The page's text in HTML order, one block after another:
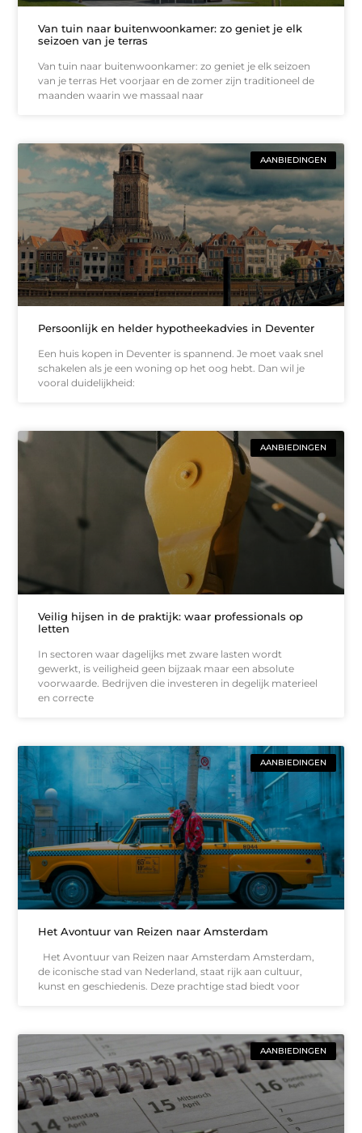
Van tuin naar buitenwoonkamer: zo geniet je elk
seizoen van je terras
Van tuin naar buitenwoonkamer: zo geniet je elk seizoen
van je terras Het voorjaar en de zomer zijn traditioneel de
maanden waarin we massaal naar
AANBIEDINGEN
Persoonlijk en helder hypotheekadvies in Deventer
Een huis kopen in Deventer is spannend. Je moet vaak snel
schakelen als je een woning op het oog hebt. Dan wil je
vooral duidelijkheid:
AANBIEDINGEN
Veilig hijsen in de praktijk: waar professionals op
letten
In sectoren waar dagelijks met zware lasten wordt
gewerkt, is veiligheid geen bijzaak maar een absolute
voorwaarde. Bedrijven die investeren in degelijk materieel
en correcte
AANBIEDINGEN
Het Avontuur van Reizen naar Amsterdam
Het Avontuur van Reizen naar Amsterdam Amsterdam,
de iconische stad van Nederland, staat rijk aan cultuur,
kunst en geschiedenis. Deze prachtige stad biedt voor
AANBIEDINGEN